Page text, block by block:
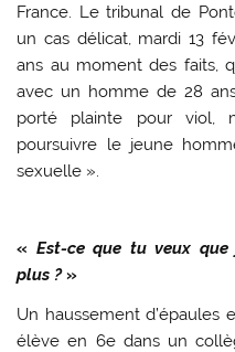
France. Le tribunal de
un cas délicat, mardi 13
ans au moment des faits,
avec un homme de 28
porté plainte pour viol,
poursuivre le jeune
sexuelle ».
« Est-ce que tu veux que
plus ?»
Un haussement d’épaules
élève en 6e dans un